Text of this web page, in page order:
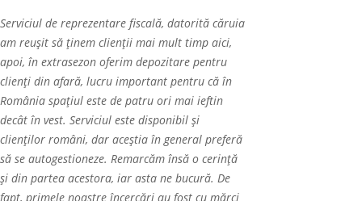
Serviciul de reprezentare fiscală, datorită căruia
am reușit să ținem clienții mai mult timp aici,
apoi, în extrasezon oferim depozitare pentru
clienți din afară, lucru important pentru că în
România spațiul este de patru ori mai ieftin
decât în vest. Serviciul este disponibil și
clienților români, dar aceștia în general preferă
să se autogestioneze. Remarcăm însă o cerință
și din partea acestora, iar asta ne bucură. De
fapt, primele noastre încercări au fost cu mărci